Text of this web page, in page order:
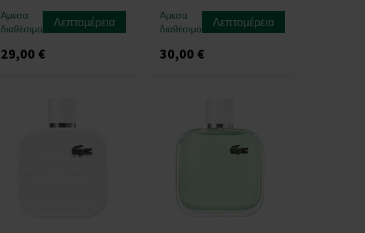
Άμεσα
διαθέσιμο
Λεπτομέρεια
29,00 €
Άμεσα
διαθέσιμο
Λεπτομέρεια
30,00 €